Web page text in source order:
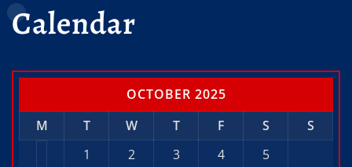
Calendar
OCTOBER 2025
M
T W T F S
S
1
2 3 4 5